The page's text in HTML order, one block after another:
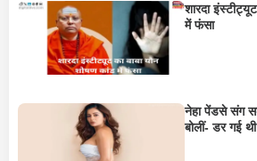
शारदा
में फंसा
नेहा पेंडसे संग
बोलीं- डर गई थी